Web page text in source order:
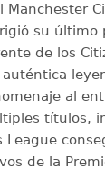
Manchester
su último
de los
al
títulos,
League
de la